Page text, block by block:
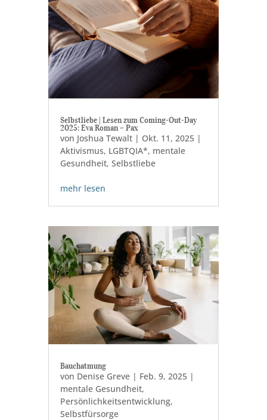
Selbstliebe | Lesen zum Coming-Out-Day
2025: Eva Roman – Pax
von Joshua Tewalt| Okt. 11, 2025|
Aktivismus, LGBTQIA*, mentale
Gesundheit, Selbstliebe
mehr lesen
Bauchatmung
von Denise Greve| Feb. 9, 2025|
mentale Gesundheit,
Persönlichkeitsentwicklung,
Selbstfürsorge